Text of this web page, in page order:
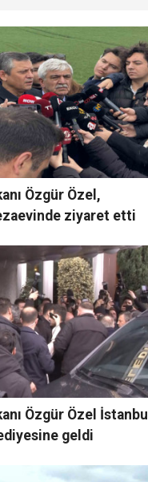
Özgür Özel,
ziyaret etti
Özgür Özel İstanbul
geldi